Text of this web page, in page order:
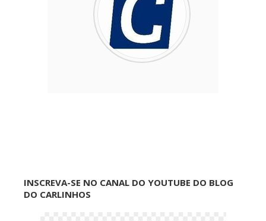
INSCREVA-SE NO CANAL DO YOUTUBE DO BLOG
DO CARLINHOS